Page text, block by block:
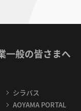
一般の皆さまへ
シラバス
AOYAMA PORTAL